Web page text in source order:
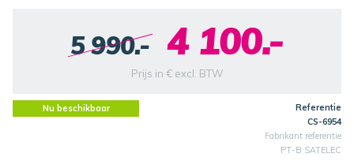
5 990.- 4 100.-
Prijs in € excl. BTW
Nu beschikbaar
Referentie
CS-6954
Fabrikant referentie
PT-B SATELEC